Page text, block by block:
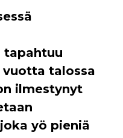
tapahtuu
talossa
ilmestynyt
yö pieniä